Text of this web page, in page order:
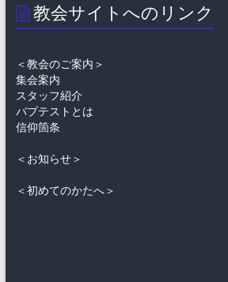
教会サイトへのリンク
＜教会のご案内＞
集会案内
スタッフ紹介
バプテストとは
信仰箇条
＜お知らせ＞
＜初めてのかたへ＞